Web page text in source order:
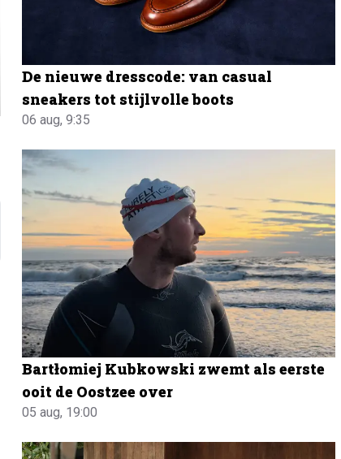
De nieuwe dresscode: van casual
sneakers tot stijlvolle boots
06 aug, 9:35
Bartłomiej Kubkowski zwemt als eerste
ooit de Oostzee over
05 aug, 19:00